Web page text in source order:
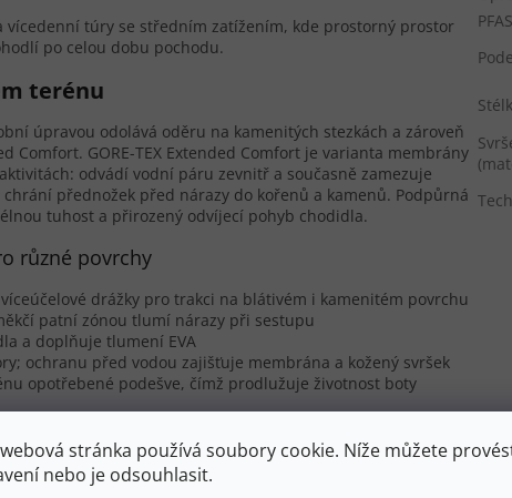
stránka používá soubory cookie. Níže můžete
nebo je odsouhlasit.
túry se středním zatížením, kde prostorný prostor
po celou dobu pochodu.
terénu
úpravou odolává oděru na kamenitých stezkách a zároveň
Comfort. GORE-TEX Extended Comfort je varianta membrány
odvádí vodní páru zevnitř a současně zamezuje
přednožek před nárazy do kořenů a kamenů. Podpůrná
tuhost a přirozený odvíjecí pohyb chodidla.
různé povrchy
drážky pro trakci na blátivém i kamenitém povrchu
patní zónou tlumí nárazy při sestupu
a doplňuje tlumení EVA
ochranu před vodou zajišťuje membrána a kožený svršek
opotřebené podešve, čímž prodlužuje životnost boty
a podešve Sigma Grip z Acadie LTH GTX botu vhodnou pro
hor.
chůzi